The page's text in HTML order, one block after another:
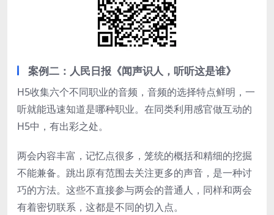
案例二：人民日报《闻声识人，听听这是谁》
H5收集六个不同职业的音频，音频的选择特点鲜明，一
听就能迅速知道是哪种职业。在同类利用感官做互动的
H5中，有出彩之处。
两会内容丰富，记忆点很多，笼统的概括和精细的挖掘
不能兼备。跳出原有范围去关注更多的声音，是一种讨
巧的方法。这些不直接参与两会的普通人，同样和两会
有着密切联系，这都是不同的切入点。